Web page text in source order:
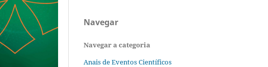
Navegar
Navegar a categoria
Anais de Eventos Científicos